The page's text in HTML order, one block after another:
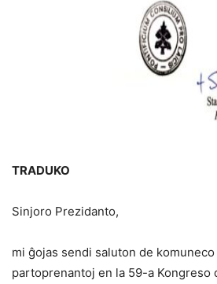
TRADUKO
Sinjoro Prezidanto,
mi ĝojas sendi saluton de
partoprenantoj en la 59-a Kongreso